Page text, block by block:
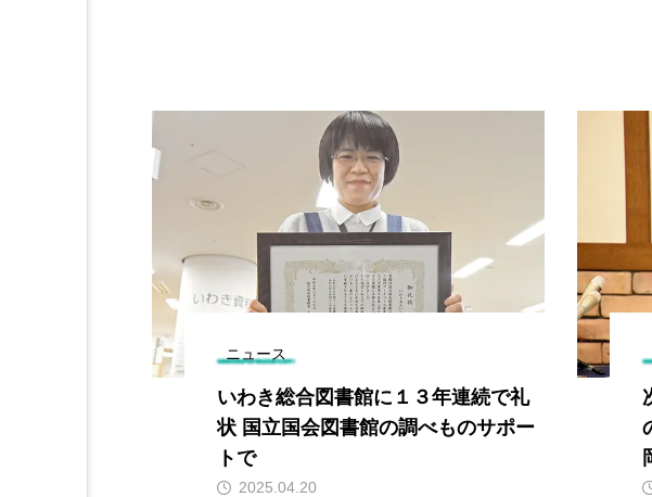
ニュース
いわき総合図書館に１３年連続で礼
状 国立国会図書館の調べものサポー
トで
2025.04.20